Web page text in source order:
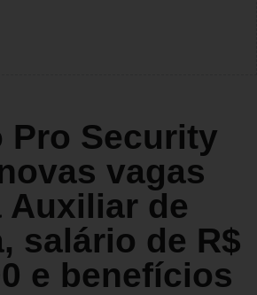
Pro Security
vagas
Auxiliar de
salário de R$
e benefícios